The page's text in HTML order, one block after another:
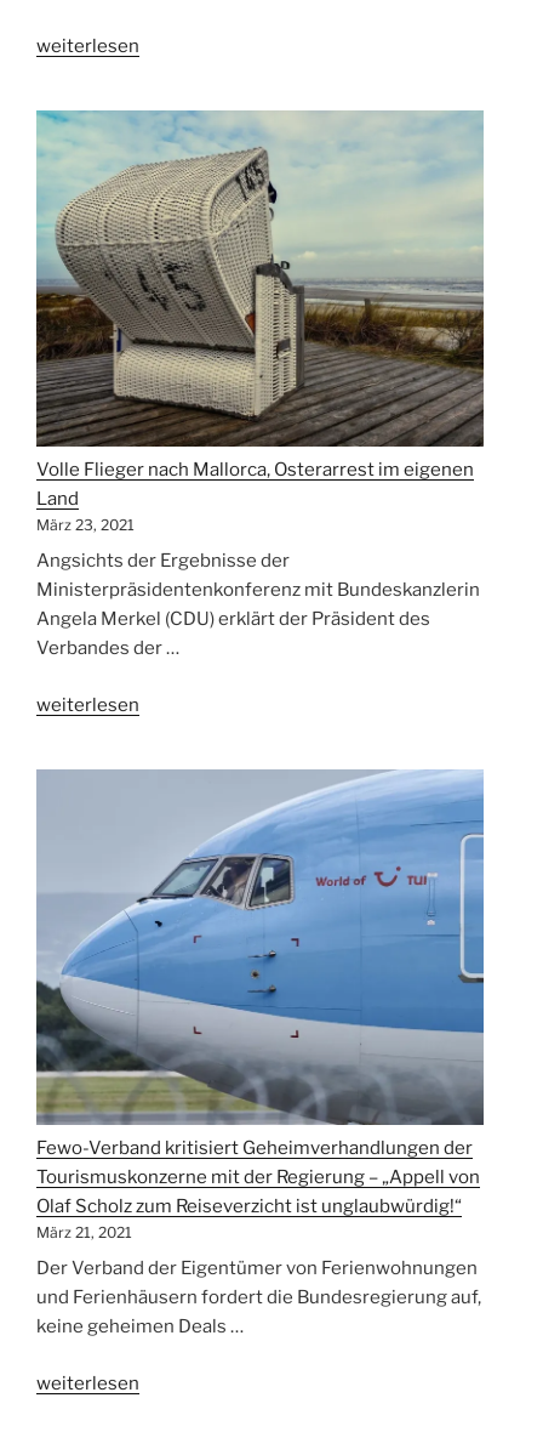
„Fewo-
Auch
tourismuspolitische
Fehlentscheidungen
sofort
korrigieren!“
weiterlesen
Volle Flieger nach Mallorca, Osterarrest im eigenen
Land
März 23, 2021
Angsichts der Ergebnisse der
Ministerpräsidentenkonferenz mit Bundeskanzlerin
Angela Merkel (CDU) erklärt der Präsident des
Verbandes der …
„Volle
weiterlesen
Fewo-Verband kritisiert Geheimverhandlungen der
Tourismuskonzerne mit der Regierung – „Appell von
Olaf Scholz zum Reiseverzicht ist unglaubwürdig!“
März 21, 2021
Der Verband der Eigentümer von Ferienwohnungen
und Ferienhäusern fordert die Bundesregierung auf,
keine geheimen Deals …
„Fewo-
weiterlesen